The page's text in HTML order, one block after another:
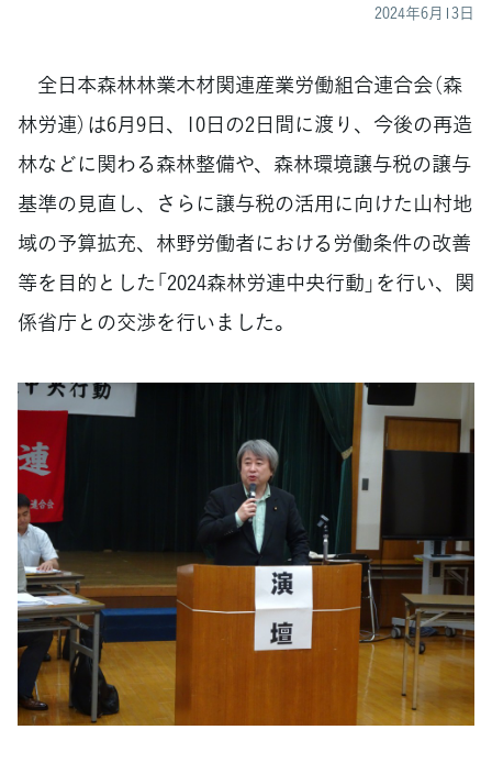
2024年6月13日
全日本森林林業木材関連産業労働組合連合会（森
林労連）は6月9日、10日の2日間に渡り、今後の再造
林などに関わる森林整備や、森林環境譲与税の譲与
基準の見直し、さらに譲与税の活用に向けた山村地
域の予算拡充、林野労働者における労働条件の改善
等を目的とした「2024森林労連中央行動」を行い、関
係省庁との交渉を行いました。